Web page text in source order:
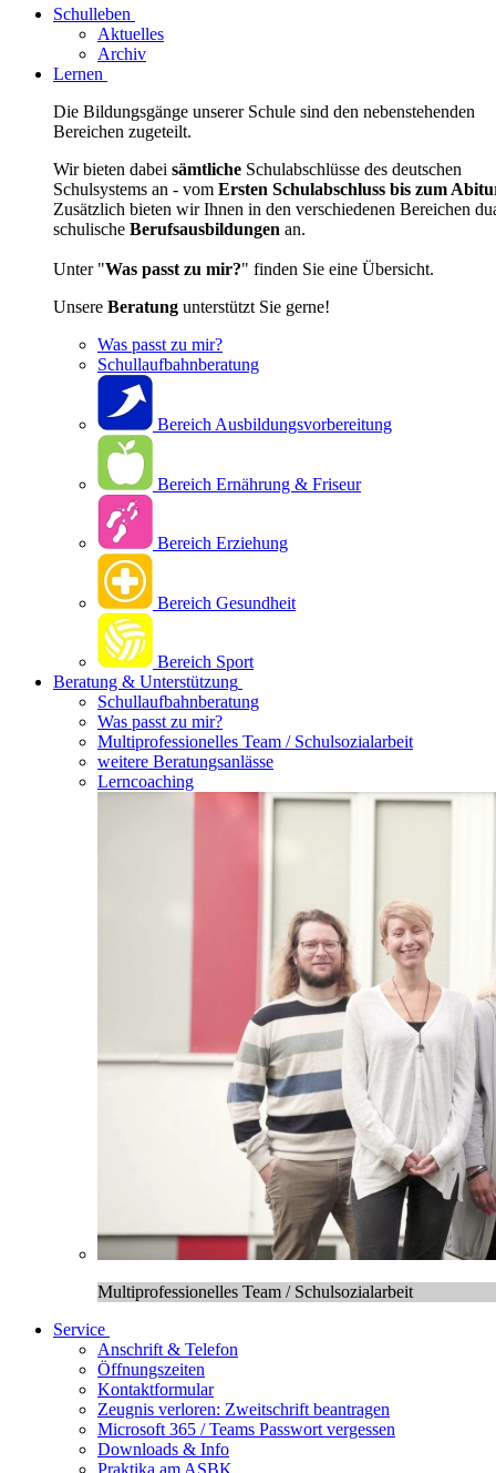
Schulleben
Aktuelles
Archiv
Lernen
Die Bildungsgänge unserer Schule sind den nebenstehenden
Bereichen zugeteilt.
Wir bieten dabei sämtliche Schulabschlüsse des deutschen
Schulsystems an - vom Ersten Schulabschluss bis zum
Zusätzlich bieten wir Ihnen in den verschiedenen Bereichen
schulische Berufsausbildungen an.
Unter "Was passt zu mir?" finden Sie eine Übersicht.
Unsere Beratung unterstützt Sie gerne!
Was passt zu mir?
Schullaufbahnberatung
Bereich Ausbildungsvorbereitung
Bereich Ernährung & Friseur
Bereich Erziehung
Bereich Gesundheit
Bereich Sport
Beratung & Unterstützung
Schullaufbahnberatung
Was passt zu mir?
Multipro­fessionelles Team / Schulsozialarbeit
weitere Beratungsanlässe
Lerncoaching
Multiprofessionelles Team / Schulsozialarbeit
Service
Anschrift & Telefon
Öffnungszeiten
Kontaktformular
Zeugnis verloren: Zweitschrift beantragen
Microsoft 365 / Teams Passwort vergessen
Downloads & Info
Praktika am ASBK